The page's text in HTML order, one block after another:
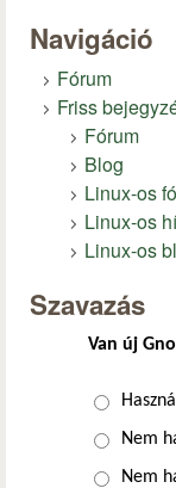
Navigáció
Fórum
Friss
Fórum
Blog
Linux-os
Linux-os
Linux-os
Szavazás
Van új
Nem
Nem